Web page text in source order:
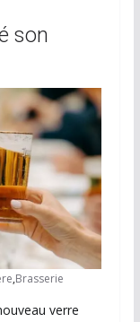
son
,Brasserie
verre